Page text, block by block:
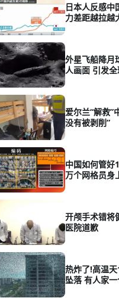
日本人反感中
力差距越拉越
外星飞船降月
人画面 引发
爱尔兰“解救”
没有被剥削”
中国如何管好
万个网格员身
开颅手术错将
医院道歉
热炸了!高温
坠落 有人家